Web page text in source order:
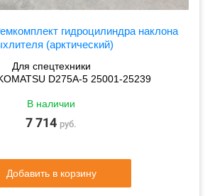
гидроцилиндра наклона
(арктический)
Для спецтехники
D275A-5 25001-25239
В наличии
7 714 руб.
Добавить в корзину